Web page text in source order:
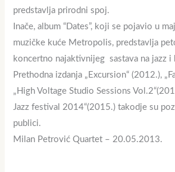
predstavlja prirodni spoj.
Inače, album “Dates”, koji se pojavio u
muzičke kuće Metropolis, predstavlja
koncertno najaktivnijeg sastava na jazz i
Prethodna izdanja „Excursion“ (2012.),
„High Voltage Studio Sessions
Jazz festival 2014“(2015.) takodje su
publici.
Milan Petrović Quartet – 20.05.2013.